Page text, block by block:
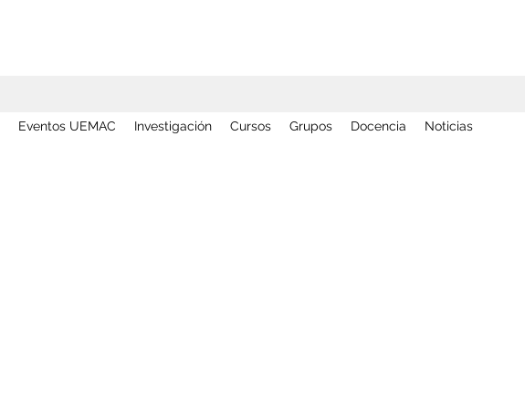
Eventos UEMAC Investigación Cursos Grupos Docencia Noticias